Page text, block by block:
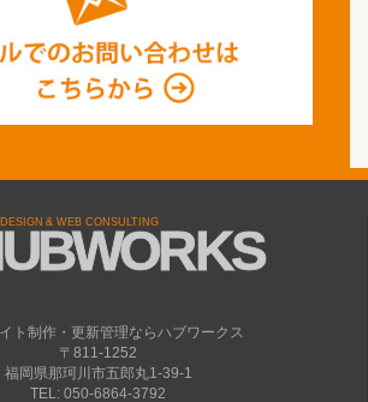
ト制作・更新管理ならハブワークス
〒811-1252
福岡県那珂川市五郎丸1-39-1
TEL: 050-6864-3792